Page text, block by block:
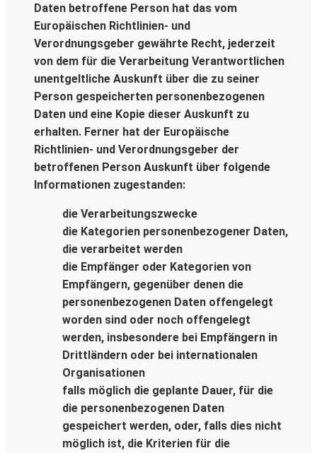
Daten betroffene Person hat das vom
Europäischen Richtlinien- und
Verordnungsgeber gewährte Recht, jederzeit
von dem für die Verarbeitung Verantwortlichen
unentgeltliche Auskunft über die zu seiner
Person gespeicherten personenbezogenen
Daten und eine Kopie dieser Auskunft zu
erhalten. Ferner hat der Europäische
Richtlinien- und Verordnungsgeber der
betroffenen Person Auskunft über folgende
Informationen zugestanden:
die Verarbeitungszwecke
die Kategorien personenbezogener Daten,
die verarbeitet werden
die Empfänger oder Kategorien von
Empfängern, gegenüber denen die
personenbezogenen Daten offengelegt
worden sind oder noch offengelegt
werden, insbesondere bei Empfängern in
Drittländern oder bei internationalen
Organisationen
falls möglich die geplante Dauer, für die
die personenbezogenen Daten
gespeichert werden, oder, falls dies nicht
möglich ist, die Kriterien für die